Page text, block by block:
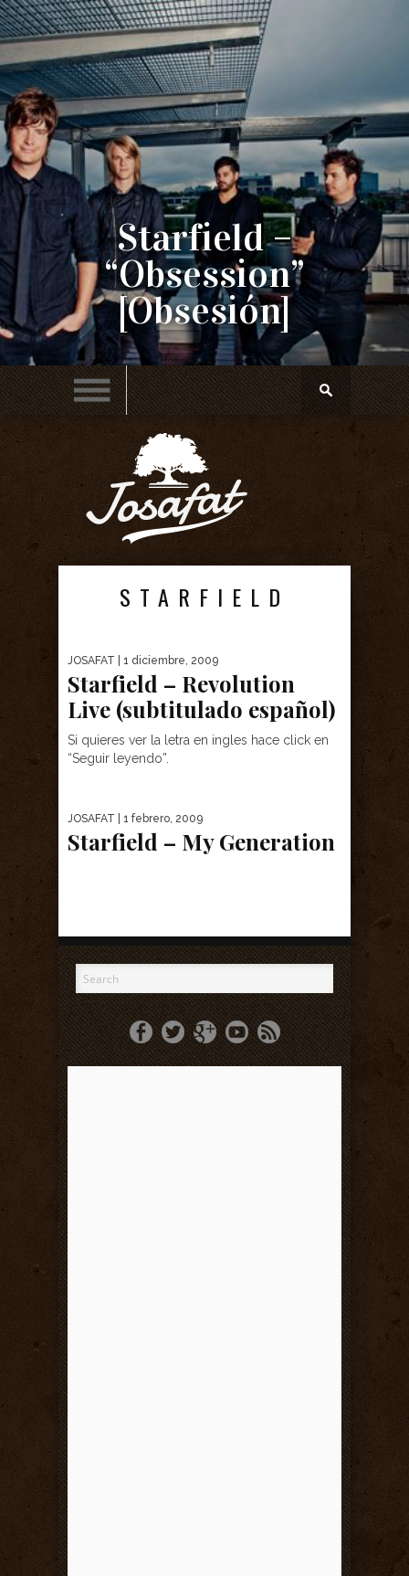
Starfield –
“Obsession”
[Obsesión]
STARFIELD
JOSAFAT | 1 diciembre, 2009
Starfield – Revolution
Live (subtitulado español)
Si quieres ver la letra en ingles hace click en
“Seguir leyendo”.
JOSAFAT | 1 febrero, 2009
Starfield – My Generation